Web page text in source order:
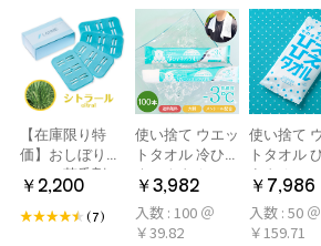
【在庫限り特
価】おしぼり用
アロマ芳香剤
LARME(ラルム)
シトラール 旧デ
￥2,200
(7)
使い捨て ウエッ
トタオル 冷ひや
ネックタオル
50本×2パック
100本 冷感タオ
ル 首 個包装 日
￥3,982
入数 : 100 ＠
￥39.82
使い捨て
トタオル
えタオル
冷感タオル
ト アロマ
り
￥7,986
入数 : 50 ＠
￥159.71